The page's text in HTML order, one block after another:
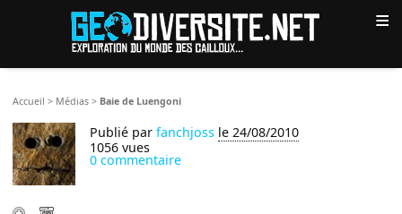
≡
Accueil > Médias > Baie de Luengoni
Publié parfanchjoss le 24/08/2010
1056 vues
0 commentaire